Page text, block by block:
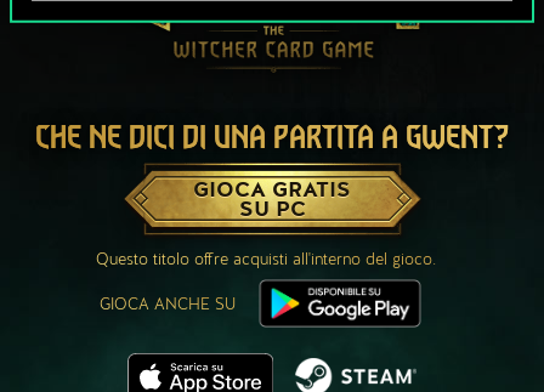
CHE NE DICI DI UNA PARTITA A GWENT?
GIOCA GRATIS
SU PC
Questo titolo offre acquisti all'interno del gioco.
GIOCA ANCHE SU